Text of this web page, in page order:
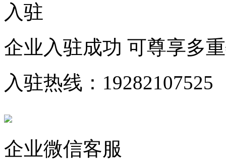
入驻
企业入驻成功 可尊享多
入驻热线：19282107525
企业微信客服